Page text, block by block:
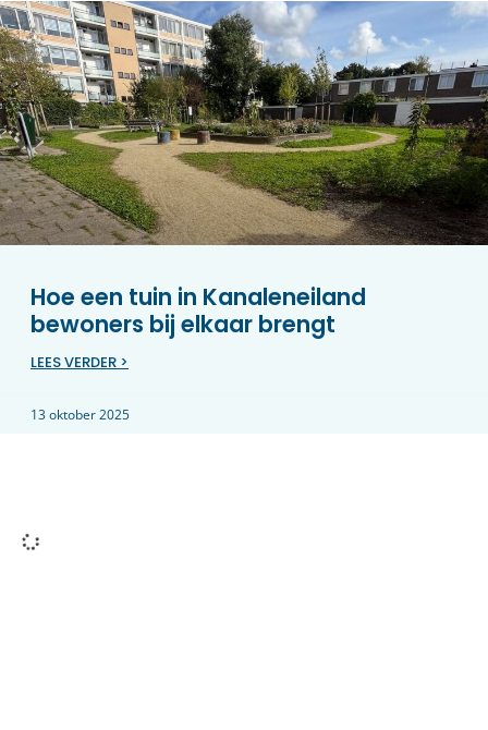
Hoe een tuin in Kanaleneiland
bewoners bij elkaar brengt
LEES VERDER >
13 oktober 2025